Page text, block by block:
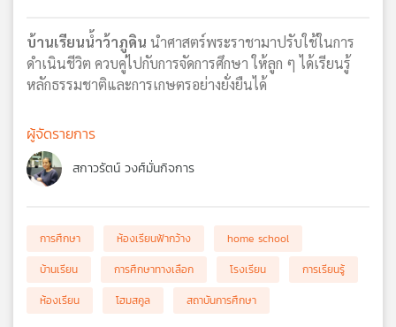
วิทยุ
เครือ
ข่าย
บ้านเรียนน้ำว้าภูดิน นำศาสตร์พระราชามาปรับใช้ในการ
ดำเนินชีวิต ควบคู่ไปกับการจัดการศึกษา ให้ลูก ๆ ได้เรียนรู้
หลักธรรมชาติและการเกษตรอย่างยั่งยืนได้
ผู้จัดรายการ
สกาวรัตน์ วงศ์มั่นกิจการ
การศึกษา ห้องเรียนฟ้ากว้าง
home school
บ้านเรียน
การศึกษาทางเลือก โรงเรียน
การเรียนรู้
ห้องเรียน
โฮมสคูล สถาบันการศึกษา